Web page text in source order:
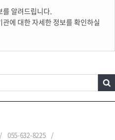
를 알려드립니다.
에 대한 자세한 정보를 확인하실
055-632-8225